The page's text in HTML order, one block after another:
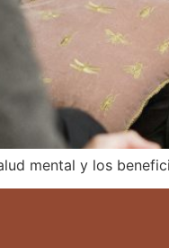
mental y los